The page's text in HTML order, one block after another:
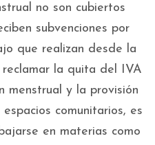
no son cubiertos
subvenciones por
que realizan desde la
reclamar la quita del IVA
menstrual y la provisión
comunitarios, es
en materias como